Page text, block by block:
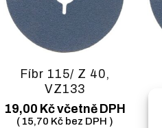
Fíbr 115/ Z 40,
VZ133
19,00 Kčvčetně DPH
( 15,70 Kčbez DPH )